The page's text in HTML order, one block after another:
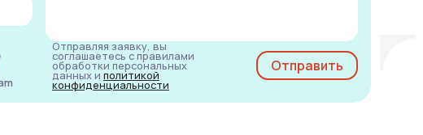
Отправляя заявку, вы
соглашаетесь с правилами
обработки персональных
данных и политикой
конфиденциальности